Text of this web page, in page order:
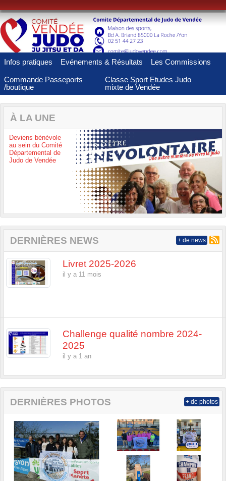
Infos pratiques Evénements & Résultats Les Commissions
Commande Passeports
/boutique
Classe Sport Etudes Judo
mixte de Vendée
À LA UNE
Deviens bénévole
au sein du Comité
Départemental de
Judo de Vendée
DERNIÈRES NEWS
Livret 2025-2026
il y a 11 mois
Challenge qualité nombre 2024-
2025
il y a 1 an
+ de news
DERNIÈRES PHOTOS + de photos